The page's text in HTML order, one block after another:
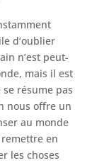
d’oublier
n’est peut-
mais il est
résume pas
nous offre un
au monde
en
les choses